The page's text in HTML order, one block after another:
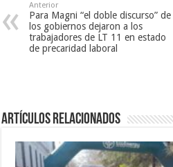
Anterior
Para Magni “el doble discurso” de
los gobiernos dejaron a los
trabajadores de LT 11 en estado
de precaridad laboral
Artículos Relacionados